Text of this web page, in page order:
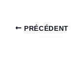
PRÉCÉDENT